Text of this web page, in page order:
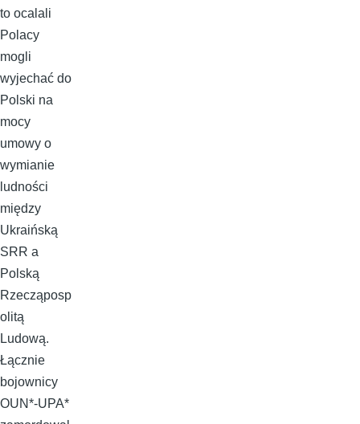
to ocalali
Polacy
mogli
wyjechać do
Polski na
mocy
umowy o
wymianie
ludności
między
Ukraińską
SRR a
Polską
Rzecząposp
olitą
Ludową.
Łącznie
bojownicy
OUN*-UPA*